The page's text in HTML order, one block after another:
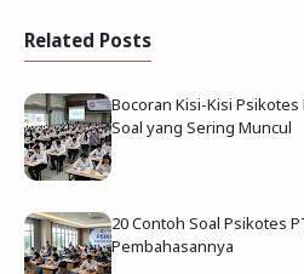
Related Posts
Bocoran Kisi-Kisi
Soal yang Sering Muncul
20 Contoh Soal Psikotes
Pembahasannya